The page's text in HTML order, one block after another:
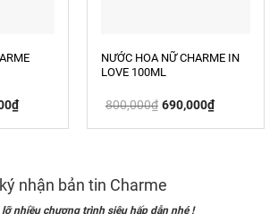
₫Giá
hiện
NƯỚC HOA NỮ CHARME IN
LOVE 100ML
800,000₫ Giá
gốc
690,000₫Giá
hiện
nhận bản tin Charme
nhiều chương trình siêu hấp dẫn nhé !